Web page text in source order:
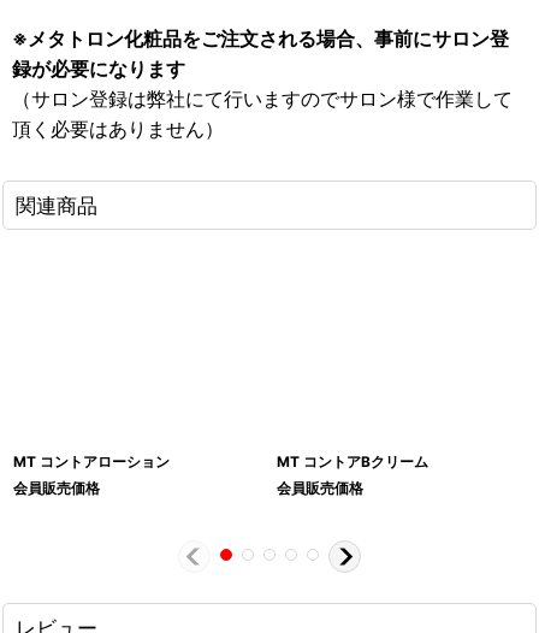
※メタトロン化粧品をご注文される場合、事前にサロン登
録が必要になります
（サロン登録は弊社にて行いますのでサロン様で作業して
頂く必要はありません）
関連商品
MT コントアローション
会員販売価格
MT コントアBクリーム
会員販売価格
レビュー